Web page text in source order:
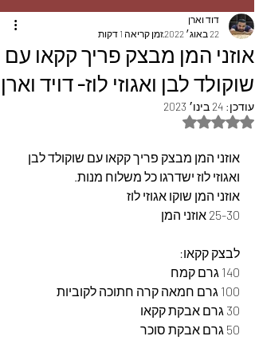
אוזני המן מבצק פריך קקאו עם
שוקולד לבן ואגוזי לוז- דויד וארן
דוד וארן
22 באוג׳ 2022
זמן קריאה 1 דקות
עודכן: 24 בינו׳ 2023
דירוג של NaN מתוך 5 כוכבים
אוזני המן מבצק פריך קקאו עם שוקולד לבן
ואגוזי לוז ישדרגו כל משלוח מנות.
אוזני המן שוקו אגוזי לוז
25-30 אוזני המן
לבצק קקאו:
140 גרם קמח
100 גרם חמאה קרה חתוכה לקוביות
30 גרם אבקת קקאו
50 גרם אבקת סוכר